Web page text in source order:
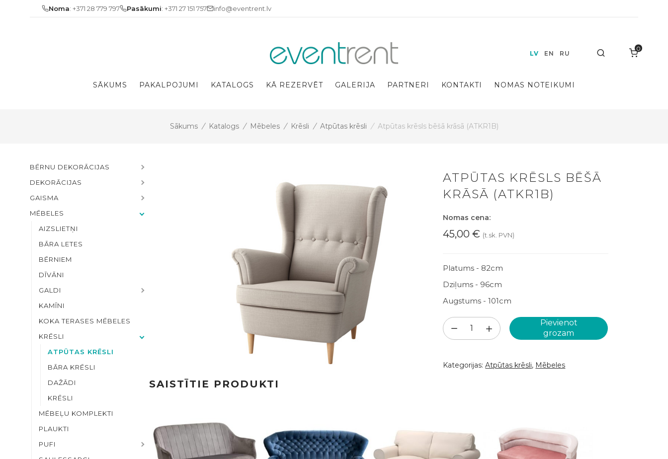
Noma: +371 28 779 797 Pasākumi: +371 27 151 757 info@eventrent.lv
SĀKUMS PAKALPOJUMI KATALOGS KĀ REZERVĒT GALERIJA PARTNERI KONTAKTI NOMAS NOTEIKUMI
LV EN RU
0
Sākums / Katalogs / Mēbeles / Krēsli / Atpūtas krēsli / Atpūtas krēsls bēšā krāsā (ATKR1B)
BĒRNU DEKORĀCIJAS
DEKORĀCIJAS
GAISMA
MĒBELES
AIZSLIETŅI
BĀRA LETES
BĒRNIEM
DĪVĀNI
GALDI
KAMĪNI
KOKA TERASES MĒBELES
KRĒSLI
ATPŪTAS KRĒSLI
BĀRA KRĒSLI
DAŽĀDI
KRĒSLI
MĒBEĻU KOMPLEKTI
PLAUKTI
PUFI
ATPŪTAS KRĒSLS BĒŠĀ
KRĀSĀ (ATKR1B)
Nomas cena:
45,00€ (t.sk. PVN)
Platums - 82cm
Dziļums - 96cm
Augstums - 101cm
Atpūtas
krēsls
krāsā
Pievienot
grozam
Kategorijas:Atpūtas krēsli, Mēbeles
SAISTĪTIE PRODUKTI